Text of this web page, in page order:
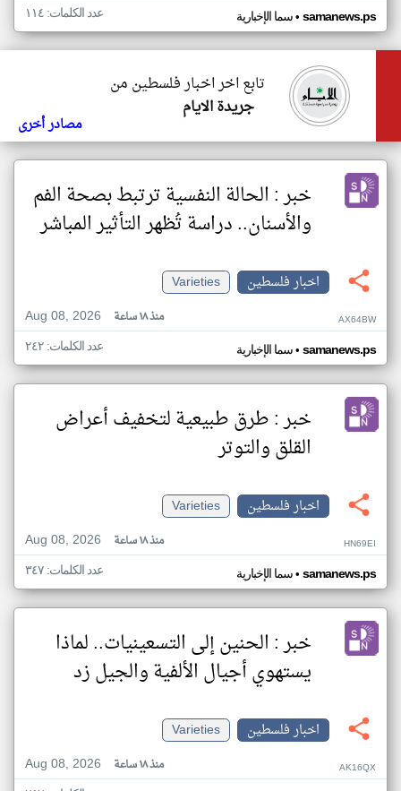
سما الإخبارية• samanews.ps عدد الكلمات: ١١٤
تابع اخر اخبار فلسطين من
جريدة الايام
مصادر أخرى
خبر : الحالة النفسية ترتبط بصحة الفم
والأسنان.. دراسة تُظهر التأثير المباشر
اخبار فلسطين
Varieties
Aug 08, 2026
منذ ١٨ ساعة AX64BW
سما الإخبارية• samanews.ps عدد الكلمات: ٢٤٢
خبر : طرق طبيعية لتخفيف أعراض
القلق والتوتر
اخبار فلسطين
Varieties
Aug 08, 2026
منذ ١٨ ساعة HN69EI
سما الإخبارية• samanews.ps عدد الكلمات: ٣٤٧
خبر : الحنين إلى التسعينيات.. لماذا
يستهوي أجيال الألفية والجيل زد
اخبار فلسطين
Varieties
Aug 08, 2026
منذ ١٨ ساعة AK16QX